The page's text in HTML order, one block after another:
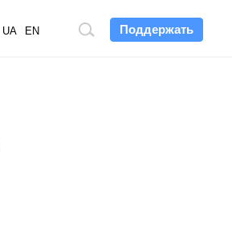
Поддержать
Поиск
UA EN